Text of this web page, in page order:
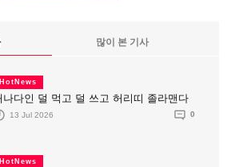
많이 본 기사
HotNews
나다인 덜 먹고 덜 쓰고 허리띠 졸라맨다
13 Jul 2026 0
HotNews